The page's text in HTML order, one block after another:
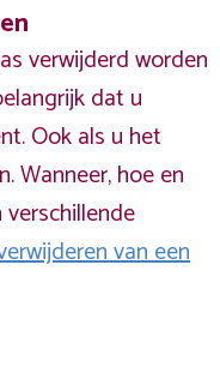
verwijderd worden
dat u
Ook als u het
Wanneer, hoe en
van een